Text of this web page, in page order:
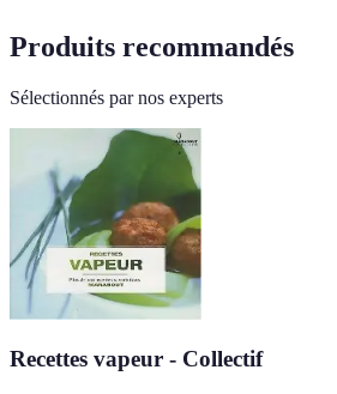
Produits recommandés
Sélectionnés par nos experts
Recettes vapeur - Collectif